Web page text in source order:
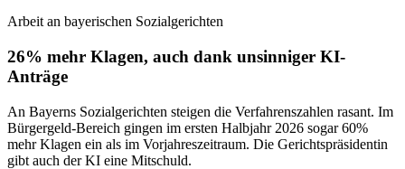
Arbeit an bayerischen Sozialgerichten
26% mehr Klagen, auch dank unsinniger KI-
Anträge
An Bayerns Sozialgerichten steigen die Verfahrenszahlen rasant. Im
Bürgergeld-Bereich gingen im ersten Halbjahr 2026 sogar 60%
mehr Klagen ein als im Vorjahreszeitraum. Die Gerichtspräsidentin
gibt auch der KI eine Mitschuld.